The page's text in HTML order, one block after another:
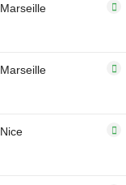
Marseille
Marseille
Nice